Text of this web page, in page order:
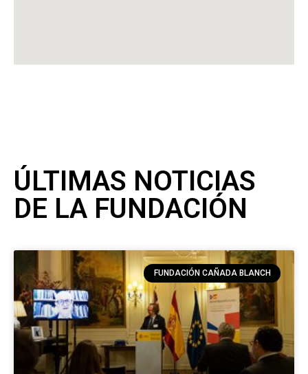
ÚLTIMAS NOTICIAS
DE LA FUNDACIÓN
FUNDACIÓN CAÑADA BLANCH